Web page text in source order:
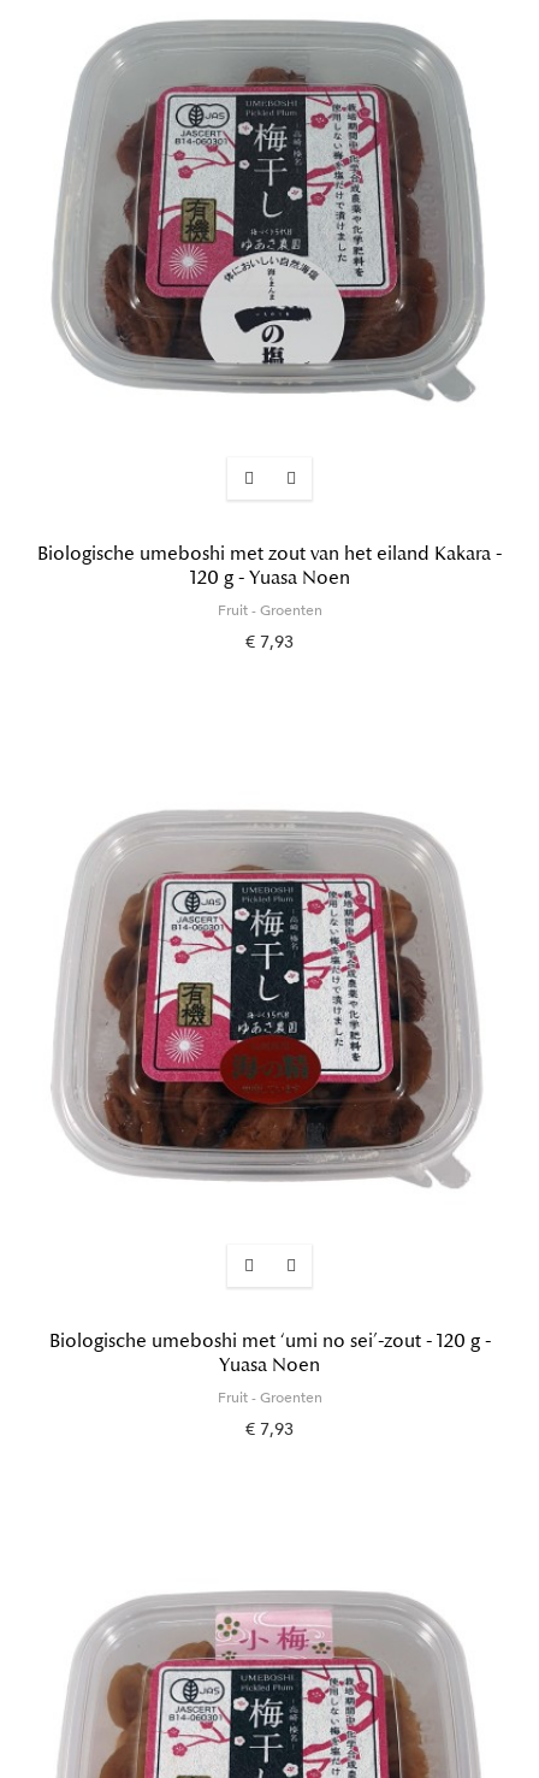
Biologische umeboshi met zout van het eiland Kakara -
120 g - Yuasa Noen
Fruit - Groenten
€ 7,93
Biologische umeboshi met ‘umi no sei’-zout - 120 g -
Yuasa Noen
Fruit - Groenten
€ 7,93